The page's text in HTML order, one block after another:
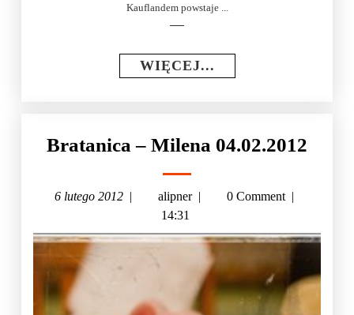
Kauflandem powstaje ...
WIĘCEJ...
Bratanica – Milena 04.02.2012
6 lutego 2012 | alipner | 0 Comment |
14:31